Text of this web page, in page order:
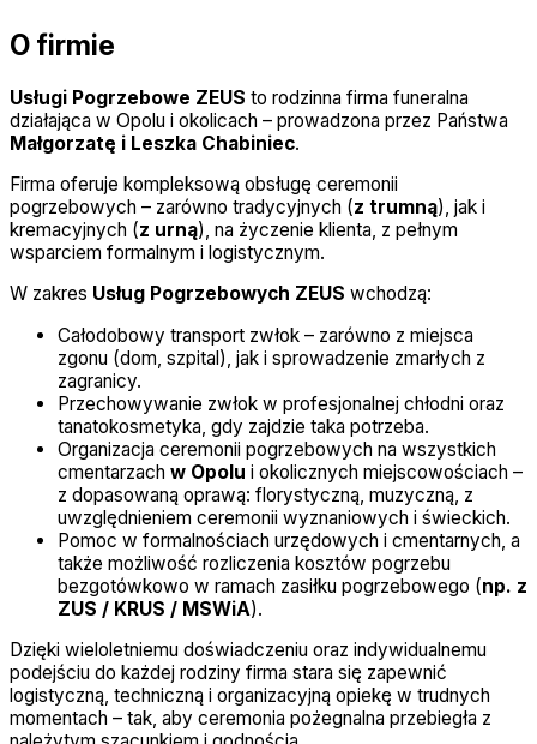
O firmie
Usługi Pogrzebowe ZEUS to rodzinna firma funeralna
działająca w Opolu i okolicach – prowadzona przez Państwa
Małgorzatę i Leszka Chabiniec.
Firma oferuje kompleksową obsługę ceremonii
pogrzebowych – zarówno tradycyjnych (z trumną), jak i
kremacyjnych (z urną), na życzenie klienta, z pełnym
wsparciem formalnym i logistycznym.
W zakres Usług Pogrzebowych ZEUS wchodzą:
Całodobowy transport zwłok – zarówno z miejsca
zgonu (dom, szpital), jak i sprowadzenie zmarłych z
zagranicy.
Przechowywanie zwłok w profesjonalnej chłodni oraz
tanatokosmetyka, gdy zajdzie taka potrzeba.
Organizacja ceremonii pogrzebowych na wszystkich
cmentarzach w Opolu i okolicznych miejscowościach –
z dopasowaną oprawą: florystyczną, muzyczną, z
uwzględnieniem ceremonii wyznaniowych i świeckich.
Pomoc w formalnościach urzędowych i cmentarnych, a
także możliwość rozliczenia kosztów pogrzebu
bezgotówkowo w ramach zasiłku pogrzebowego (np. z
ZUS / KRUS / MSWiA).
Dzięki wieloletniemu doświadczeniu oraz indywidualnemu
podejściu do każdej rodziny firma stara się zapewnić
logistyczną, techniczną i organizacyjną opiekę w trudnych
momentach – tak, aby ceremonia pożegnalna przebiegła z